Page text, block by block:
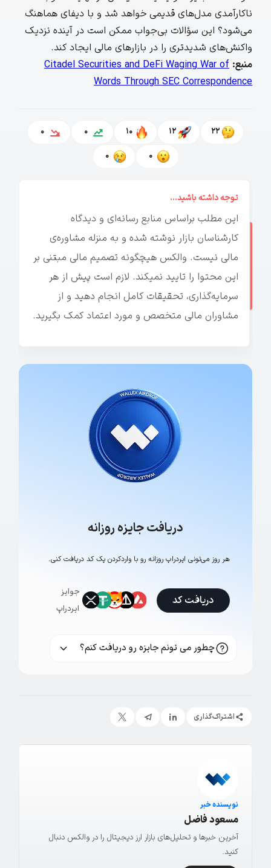
ناکارآمدی مدل‌های قدیمی خواهد شد و با دیفای هماهنگ
می‌شود؟ این سؤالات بی‌جواب ممکن است در آینده نزدیک
واکنش‌های شدیدتری را در بازارهای مالی ایجاد کند.
منبع: Citadel Securities and DeFi Waging War of
Words Through SEC Correspondence
22
12
10
0
0
0
0
توجه داشته باشید...
این مطلب براساس منابع رسانه‌ای و دیدگاه
کارشناسان بازار نوشته شده و به منزله مشاوره‌ی
مالی نیست. والکس هیچگونه تصمیم مالی مبتنی بر
این محتوا را تایید نمیکند. لازم است پیش از هر
سرمایه‌گذاری، تحقیقات کامل انجام دهید و از
مشاوران مالی متخصص و مورد اعتماد کمک بگیرید.
دریافت جایزه روزانه
هر روز می‌تونی ایردراپ روزانه رو با وارد‌کردن یک کد دریافت کنی.
جوایز
ایردراپ
دریافت کد
چطور می تونم جایزه رو دریافت کنم؟
اشتراک‌گذاری
نویسنده خبر
مسعود فاضل
آخرین خبرها و تحلیل‌های بازار ارز دیجیتال را در والکس دنبال
کنید.